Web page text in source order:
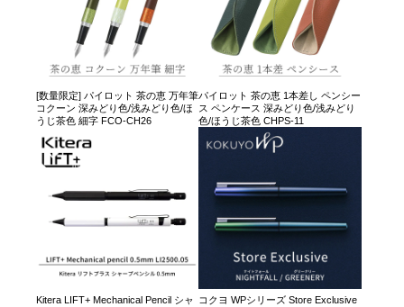
[数量限定] パイロット 茶の恵 万年筆
コクーン 深みどり色/浅みどり色/ほ
うじ茶色 細字 FCO-CH26
パイロット 茶の恵 1本差し ペンシー
ス ペンケース 深みどり色/浅みどり
色/ほうじ茶色 CHPS-11
Kitera LIFT+ Mechanical Pencil シャ
コクヨ WPシリーズ Store Exclusive